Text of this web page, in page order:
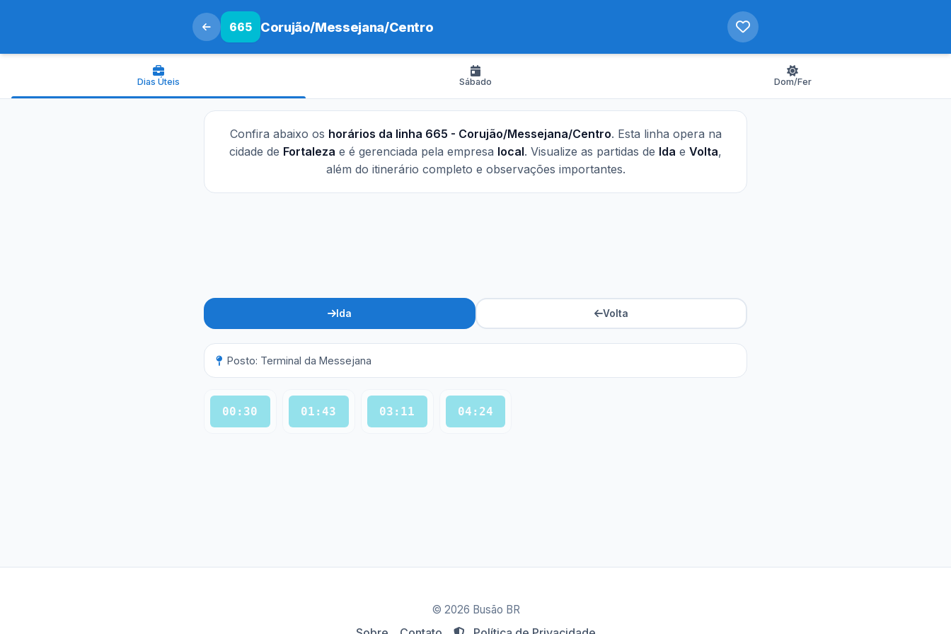
665 Corujão/Messejana/Centro
Dias Úteis Sábado Dom/Fer
Confira abaixo os horários da linha 665 - Corujão/Messejana/Centro. Esta linha opera na
cidade de Fortaleza e é gerenciada pela empresa local. Visualize as partidas de Ida e Volta,
além do itinerário completo e observações importantes.
Ida Volta
Posto: Terminal da Messejana
00:30 01:43 03:11 04:24
© 2026 Busão BR